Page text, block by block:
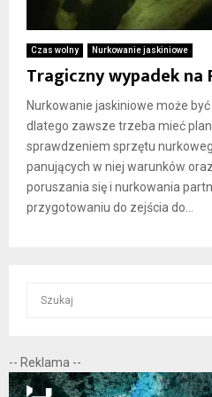
Czas wolny Nurkowanie jaskiniowe
Tragiczny wypadek na
Nurkowanie jaskiniowe może
dlatego zawsze trzeba mieć
sprawdzeniem sprzętu
panujących w niej warunków
poruszania się i nurkowania
przygotowaniu do zejścia do...
c
h
-- Reklama --